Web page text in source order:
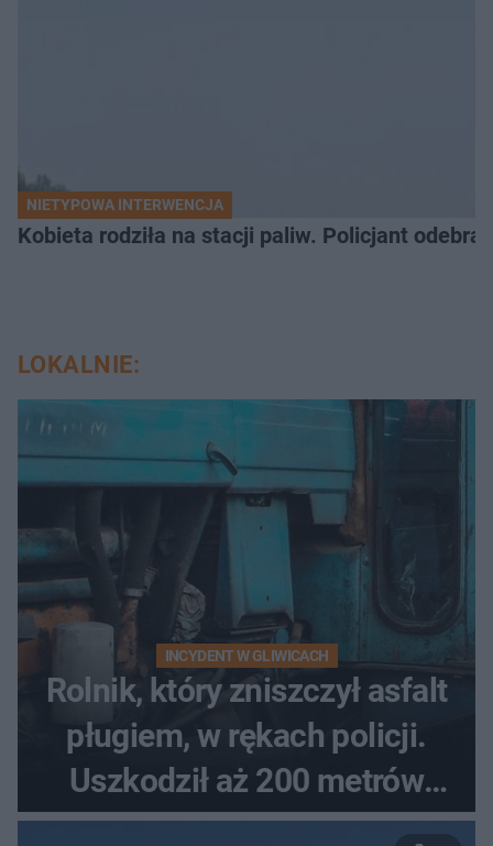
NIETYPOWA INTERWENCJA
Kobieta rodziła na stacji paliw. Policjant
LOKALNIE:
INCYDENT W GLIWICACH
Rolnik, który zniszczył asfalt
pługiem, w rękach policji.
Uszkodził aż 200 metrów
nowej drogi